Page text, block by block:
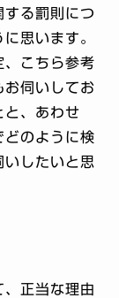
する罰則につ
思います。
、こちら参考
お伺いしてお
と、あわせ
どのように検
したいと思
正当な理由